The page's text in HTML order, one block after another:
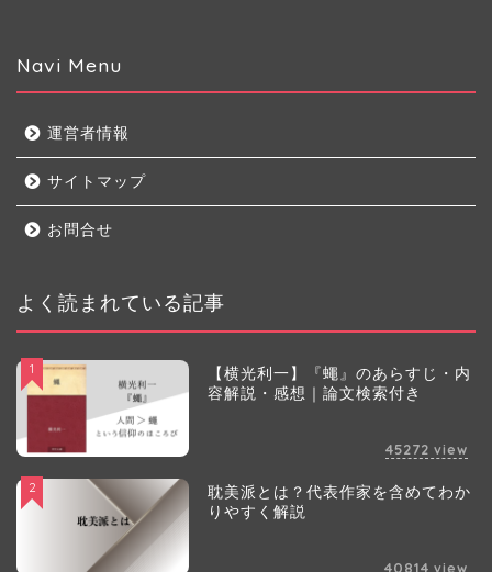
Navi Menu
運営者情報
サイトマップ
お問合せ
よく読まれている記事
1
【横光利一】『蠅』のあらすじ・内
容解説・感想｜論文検索付き
45272 view
2
耽美派とは？代表作家を含めてわか
りやすく解説
40814 view